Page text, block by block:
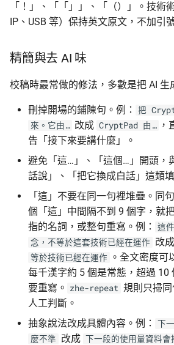
「！」、「「」」、「（）」。技術
IP、USB 等）保持英文原文，不加引
精簡與去 AI 味
校稿時最常做的修法，多數是把 AI 生
刪掉開場的鋪陳句。例：
把
來。它由… 改成 CryptPad 由… ，
告「接下來要講什麼」。
避免「這…」、「這個…」開頭，
話說」、「把它換成白話」這類
「這」不要在同一句裡堆疊。同
個「這」中間隔不到 9 個字，就
指的名詞，或整句重寫。例：
這
念，不等於這套技術已經在運作 改成
等於技術已經在運作 。全文密度可
每千漢字約 5 個是常態，超過 10
要重寫。 zhe-repeat 規則只掃
人工判斷。
抽象說法改成具體內容。例：
下
麼不準 改成 下一段的使用量資料會